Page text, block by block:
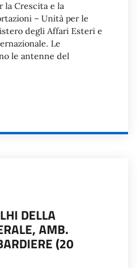
la Crescita e la
– Unità per le
degli Affari Esteri e
Le
le antenne del
DELLA
AMB.
(20